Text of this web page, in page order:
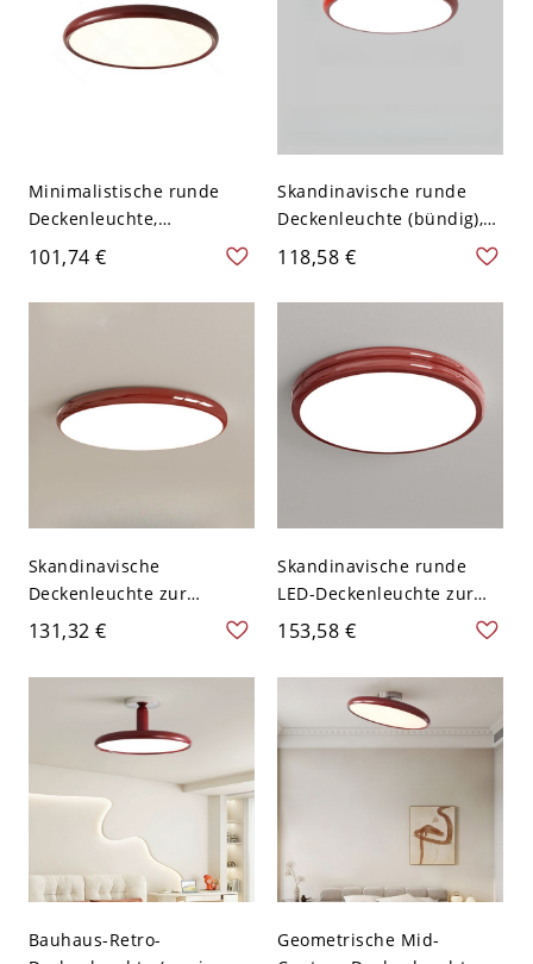
Minimalistische runde
Deckenleuchte,
ultraschlanke flache LED-
Leuchte für Schlafzimmer
oder Flur - Rot 110V-120V
101,74 €
Skandinavische runde
Deckenleuchte (bündig),
flache LED-Leuchte für
Schlafzimmer oder
Kinderzimmer - Rot 110V-
118,58 €
Skandinavische
Deckenleuchte zur
Direktmontage, runde
LED-Leuchte mit
Hochglanz-Finish, flache
Lampe fürs Schlafzimmer
- Rot 110V-120V 30,48 cm
Weißlicht
131,32 €
Skandinavische runde
LED-Deckenleuchte zur
Direktmontage, lebendige
glänzende Metallleuchte -
Rot 110V-120V 30,48 cm
153,58 €
Bauhaus-Retro-
Geometrische Mid-